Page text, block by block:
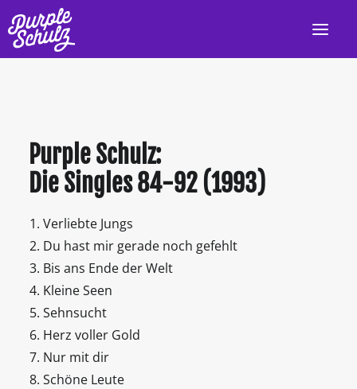
LIVE
PROGRAMM
DISKOGRAFIE
VIDEOS
PRESSE/INFO
KONTAKT
Purple Schulz:
Die Singles 84-92 (1993)
Verliebte Jungs
Du hast mir gerade noch gefehlt
Bis ans Ende der Welt
Kleine Seen
Sehnsucht
Herz voller Gold
Nur mit dir
Schöne Leute